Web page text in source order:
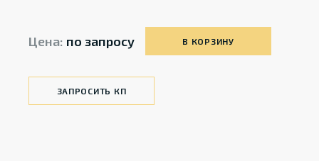
Цена: по запросу В КОРЗИНУ
ЗАПРОСИТЬ КП